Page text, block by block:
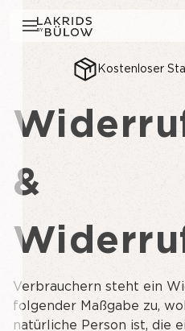
Kostenloser
Suchverlauf
Suchergebnisse
&
Verbrauchern steht ein
folgender Maßgabe zu,
natürliche Person ist, die